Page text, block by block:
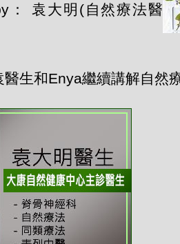
： 袁大明(自然療法醫
生和Enya繼續講解自然